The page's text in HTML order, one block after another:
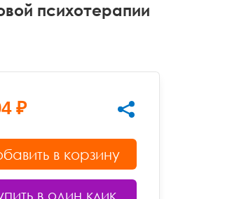
психотерапии
₽
в корзину
в один клик